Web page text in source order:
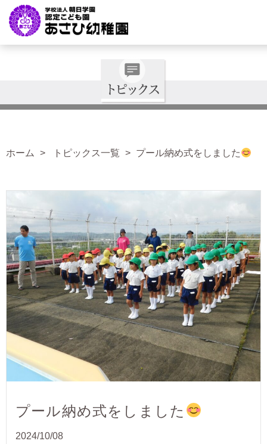
ホーム トピックス一覧 プール納め式をしました
プール納め式をしました
2024/10/08